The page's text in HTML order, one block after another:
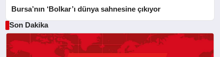
Bursa’nın ‘Bolkar’ı dünya sahnesine çıkıyor
Son Dakika